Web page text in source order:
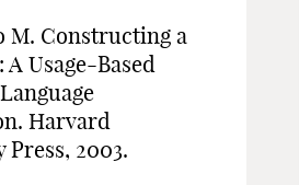
M. Constructing a
A Usage-Based
Harvard
2003.